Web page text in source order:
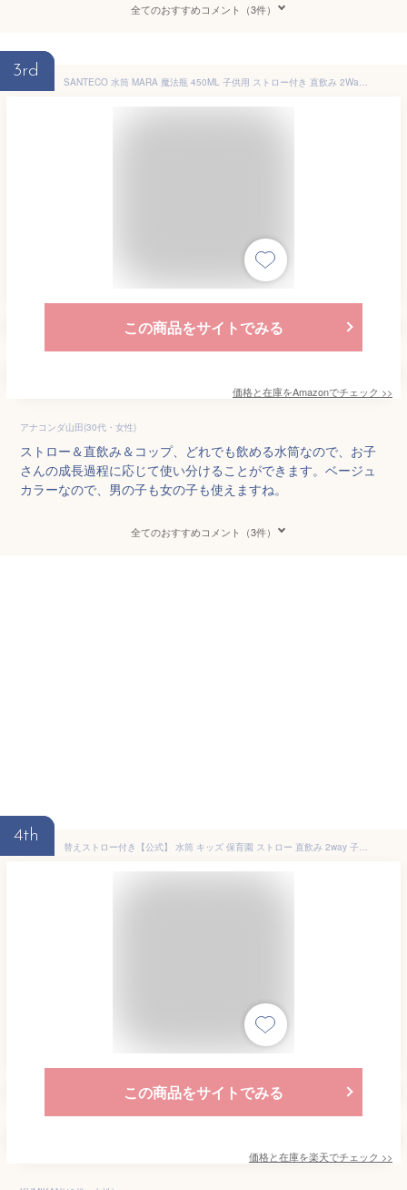
全てのおすすめコメント（3件）
3rd
SANTECO 水筒 MARA 魔法瓶 450ML 子供用 ストロー付き 直飲み 2Wayタイプ スポーツドリンク対応 炭酸対応 保冷 保温 真空断熱 広口 316ステンレススチール おしゃれ 可愛い 子ども 小学生 キッズ 男の子 女の子 クロコダイル
この商品をサイトでみる
価格と在庫をAmazonでチェック >>
アナコンダ山田(30代・女性)
ストロー＆直飲み＆コップ、どれでも飲める水筒なので、お子
さんの成長過程に応じて使い分けることができます。ベージュ
カラーなので、男の子も女の子も使えますね。
全てのおすすめコメント（3件）
4th
替えストロー付き【公式】 水筒 キッズ 保育園 ストロー 直飲み 2way 子供 幼稚園 子ども 女の子 男の子 ピーコック 3歳 4歳 5歳 紐付き 保冷 かわいい ダイレクト ストロー水筒 ショルダー ベルト付き 紐 子供用 魔法瓶 ステンレス プレゼント APD-W50
この商品をサイトでみる
価格と在庫を楽天でチェック >>